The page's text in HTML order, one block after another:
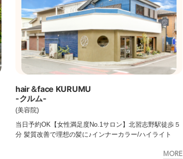
hair＆face KURUMU
-クルム-
(美容院)
当日予約OK【女性満足度No.1サロン】北習志野駅徒歩５
分 髪質改善で理想の髪に♪インナーカラー/ハイライト
MORE